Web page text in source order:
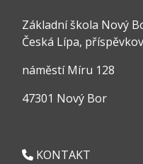
Základní škola Nový
Česká Lípa,
náměstí Míru 128
47301 Nový Bor
KONTAKT